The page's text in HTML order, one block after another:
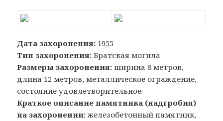
Дата захоронения: 1955
Тип захоронения: Братская могила
Размеры захоронения: ширина 8 метров,
длина 12 метров, металлическое ограждение,
состояние удовлетворительное.
Краткое описание памятника (надгробия)
на захоронении:железобетонный памятник,